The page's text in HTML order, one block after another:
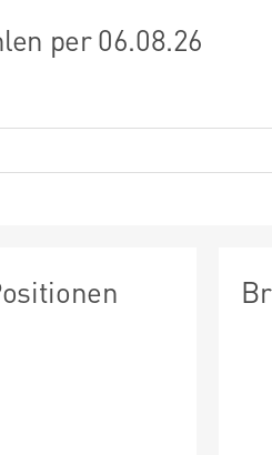
per 06.08.26